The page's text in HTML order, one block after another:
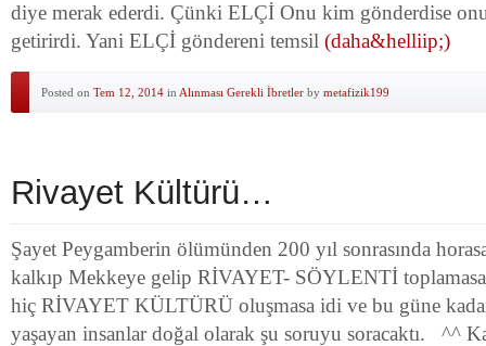
diye merak ederdi. Çünki ELÇİ Onu kim gönderdise
getirirdi. Yani ELÇİ göndereni temsil (daha&helliip;)
Posted on Tem 12, 2014 in Alınması Gerekli İbretler by metafizik199
Rivayet Kültürü…
Şayet Peygamberin ölümünden 200 yıl sonrasında
kalkıp Mekkeye gelip RİVAYET- SÖYLENTİ
hiç RİVAYET KÜLTÜRÜ oluşmasa idi ve bu güne
yaşayan insanlar doğal olarak şu soruyu soracaktı. ^^